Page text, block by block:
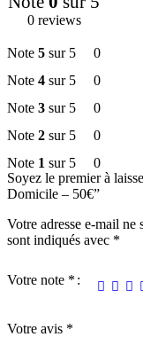
0 reviews
Note 5 sur 5
0
Note 4 sur 5
0
Note 3 sur 5
0
Note 2 sur 5
0
Note 1 sur 5
0
Soyez le premier à
Domicile – 50€”
Votre adresse e-mail ne
sont indiqués avec *
Votre note *
Votre avis *